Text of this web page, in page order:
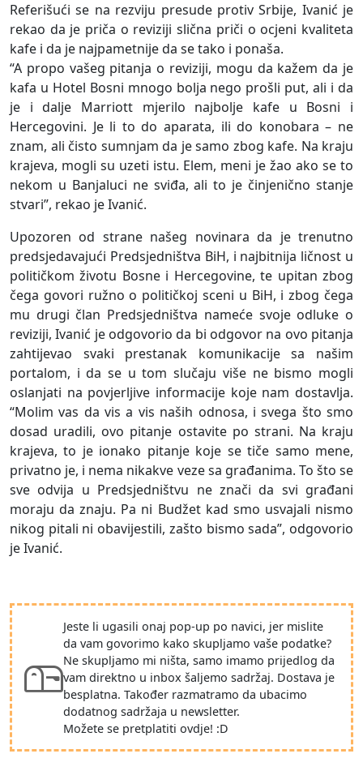
Referišući se na rezviju presude protiv Srbije, Ivanić je
rekao da je priča o reviziji slična priči o ocjeni kvaliteta
kafe i da je najpametnije da se tako i ponaša.
“A propo vašeg pitanja o reviziji, mogu da kažem da je
kafa u Hotel Bosni mnogo bolja nego prošli put, ali i da
je i dalje Marriott mjerilo najbolje kafe u Bosni i
Hercegovini. Je li to do aparata, ili do konobara – ne
znam, ali čisto sumnjam da je samo zbog kafe. Na kraju
krajeva, mogli su uzeti istu. Elem, meni je žao ako se to
nekom u Banjaluci ne sviđa, ali to je činjenično stanje
stvari”, rekao je Ivanić.
Upozoren od strane našeg novinara da je trenutno
predsjedavajući Predsjedništva BiH, i najbitnija ličnost u
političkom životu Bosne i Hercegovine, te upitan zbog
čega govori ružno o političkoj sceni u BiH, i zbog čega
mu drugi član Predsjedništva nameće svoje odluke o
reviziji, Ivanić je odgovorio da bi odgovor na ovo pitanja
zahtijevao svaki prestanak komunikacije sa našim
portalom, i da se u tom slučaju više ne bismo mogli
oslanjati na povjerljive informacije koje nam dostavlja.
“Molim vas da vis a vis naših odnosa, i svega što smo
dosad uradili, ovo pitanje ostavite po strani. Na kraju
krajeva, to je ionako pitanje koje se tiče samo mene,
privatno je, i nema nikakve veze sa građanima. To što se
sve odvija u Predsjedništvu ne znači da svi građani
moraju da znaju. Pa ni Budžet kad smo usvajali nismo
nikog pitali ni obavijestili, zašto bismo sada”, odgovorio
je Ivanić.
Jeste li ugasili onaj pop-up po navici, jer mislite
da vam govorimo kako skupljamo vaše podatke?
Ne skupljamo mi ništa, samo imamo prijedlog da
vam direktno u inbox šaljemo sadržaj. Dostava je
besplatna. Također razmatramo da ubacimo
dodatnog sadržaja u newsletter.
Možete se pretplatiti ovdje! :D